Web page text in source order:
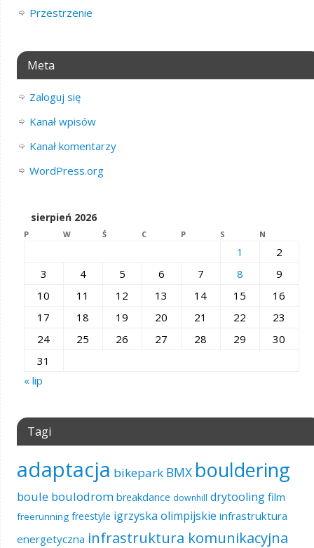
Przestrzenie
Meta
Zaloguj się
Kanał wpisów
Kanał komentarzy
WordPress.org
sierpień 2026
P W Ś C P S N
1
2
3
4 5 6 7 8
9
10
11 12 13 14 15
16
17
18 19 20 21 22
23
24
25 26 27 28 29
30
31
« lip
Tagi
adaptacja bikepark BMX bouldering
boule boulodrom breakdance downhill drytooling film
freerunning freestyle igrzyska olimpijskie infrastruktura
energetyczna infrastruktura komunikacyjna